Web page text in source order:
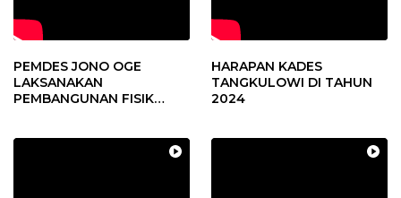
PEMDES JONO OGE
LAKSANAKAN
PEMBANGUNAN FISIK
HARAPAN KADES
TANGKULOWI DI TAHUN
2024